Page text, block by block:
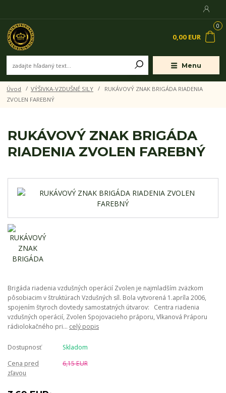
Menu
0
0,00 EUR
Úvod VÝŠIVKA-VZDUŠNÉ SILY
RUKÁVOVÝ ZNAK BRIGÁDA RIADENIA
ZVOLEN FAREBNÝ
RUKÁVOVÝ ZNAK BRIGÁDA
RIADENIA ZVOLEN FAREBNÝ
Brigáda riadenia vzdušných operácií Zvolen je najmladším zväzkom
pôsobiacim v štruktúrach Vzdušných síl. Bola vytvorená 1.apríla 2006,
spojením štyroch dovtedy samostatných útvarov: Centra riadenia
vzdušných operácií, Zvolen Spojovacieho práporu, Vlkanová Práporu
rádiolokačného pri... celý popis
Dostupnosť
Skladom
Cena pred
zľavou
6,15 EUR